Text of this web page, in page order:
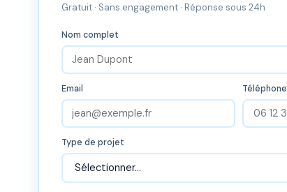
Gratuit · Sans engagement · Réponse sous 24h
Nom complet
Email Téléphone
Type de projet